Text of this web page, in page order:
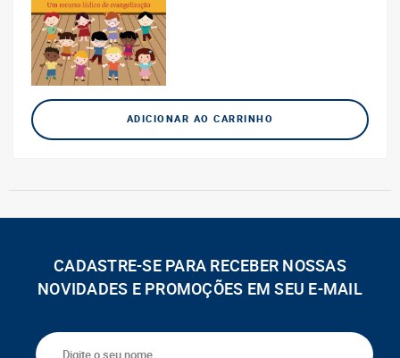
ADICIONAR AO CARRINHO
CADASTRE-SE PARA RECEBER NOSSAS
NOVIDADES E PROMOÇÕES EM SEU E-MAIL